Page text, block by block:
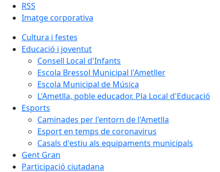
RSS
Imatge corporativa
Cultura i festes
Educació i joventut
Consell Local d'Infants
Escola Bressol Municipal l'Ametller
Escola Municipal de Música
L'Ametlla, poble educador. Pla Local d'Educació
Esports
Caminades per l'entorn de l'Ametlla
Esport en temps de coronavirus
Casals d'estiu als equipaments municipals
Gent Gran
Participació ciutadana